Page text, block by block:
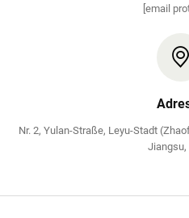
[email
Nr. 2, Yulan-Straße, Leyu-Stadt
Jiangsu,